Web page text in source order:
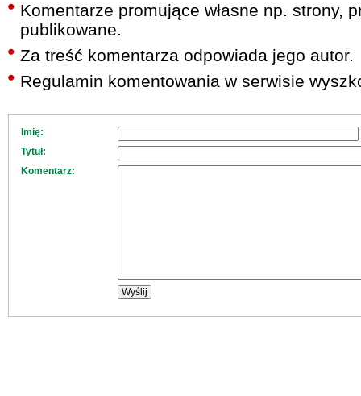
Komentarze promujące własne np. strony,
publikowane.
Za treść komentarza odpowiada jego autor.
Regulamin komentowania w serwisie
Imię:
Tytuł:
Komentarz: